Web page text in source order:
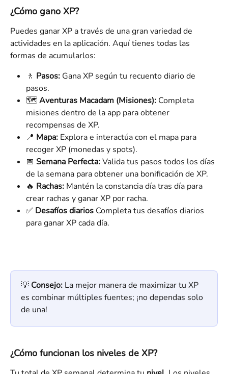
¿Cómo gano XP?
Puedes ganar XP a través de una gran variedad de
actividades en la aplicación. Aquí tienes todas las
formas de acumularlos:
🚶 Pasos: Gana XP según tu recuento diario de
pasos.
🗺️ Aventuras Macadam (Misiones): Completa
misiones dentro de la app para obtener
recompensas de XP.
📍 Mapa: Explora e interactúa con el mapa para
recoger XP (monedas y spots).
📅 Semana Perfecta: Valida tus pasos todos los días
de la semana para obtener una bonificación de XP.
🔥 Rachas: Mantén la constancia día tras día para
crear rachas y ganar XP por racha.
✅ Desafíos diarios Completa tus desafíos diarios
para ganar XP cada día.
💡 Consejo: La mejor manera de maximizar tu XP
es combinar múltiples fuentes; ¡no dependas solo
de una!
¿Cómo funcionan los niveles de XP?